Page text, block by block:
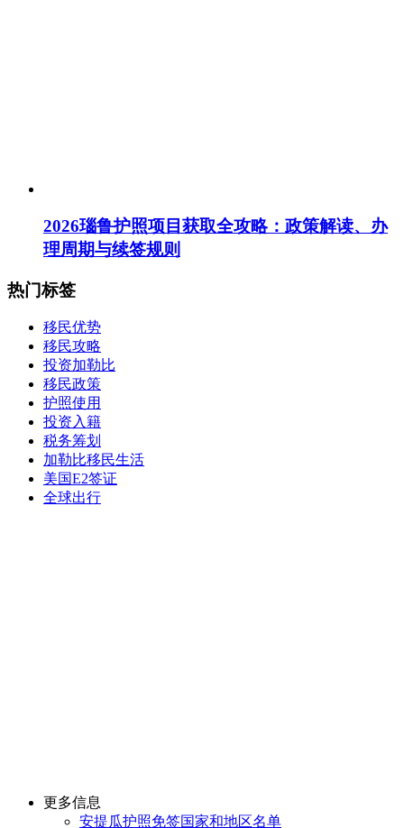
2026瑙鲁护照项目获取全攻略：政策解读、办
理周期与续签规则
热门标签
移民优势
移民攻略
投资加勒比
移民政策
护照使用
投资入籍
税务筹划
加勒比移民生活
美国E2签证
全球出行
更多信息
安提瓜护照免签国家和地区名单